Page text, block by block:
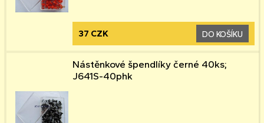
37 CZK DO KOŠÍKU
Nástěnkové špendlíky černé 40ks;
J641S-40phk